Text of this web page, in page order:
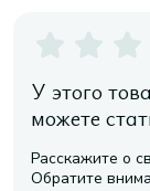
У этого
можете
Расскажите о
Обратите